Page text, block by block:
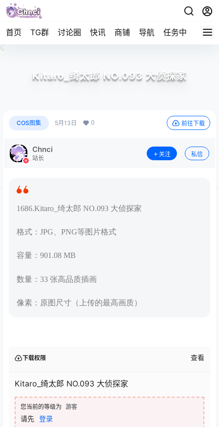
首页 TG群 讨论圈 快讯 商铺 导航 任务中心 帮助
Kitaro_绮太郎 NO.093 大侦探家
COS图集 5月13日 0 前往下载
Chnci
站长
关注 私信
1686.Kitaro_绮太郎 NO.093 大侦探家
格式：JPG、PNG等图片格式
容量：901.08 MB
数量：33 张高品质插画
像素：原图尺寸（上传的最高画质）
下载权限 查看
Kitaro_绮太郎 NO.093 大侦探家
您当前的等级为 游客
请先 登录